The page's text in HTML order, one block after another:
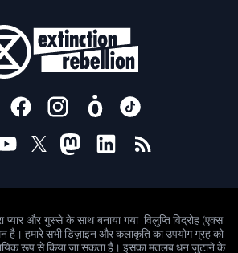
US ON
प्यार और गुस्से के साथ बनाया गया विलुप्ति विद्रोह (एक्स
हमारे सभी डिज़ाइन और कलाकृति का उपयोग ग्रह को
रूप से किया जा सकता है। इसका मतलब धन जुटाने के